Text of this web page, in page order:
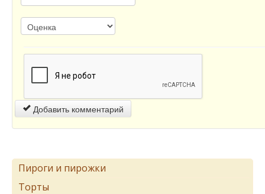
Добавить комментарий
Пироги и пирожки
Торты